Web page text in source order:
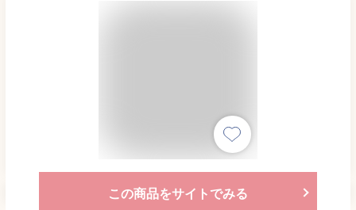
この商品をサイトでみる